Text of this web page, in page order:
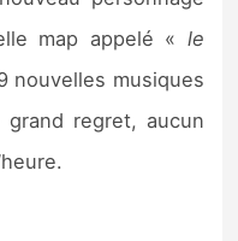
map appelé « le
nouvelles musiques
regret, aucun